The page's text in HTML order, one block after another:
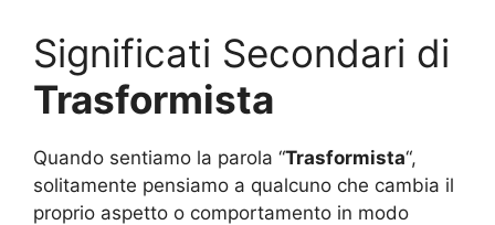
Significati Secondari di
Trasformista
Quando sentiamo la parola “Trasformista“,
solitamente pensiamo a qualcuno che cambia il
proprio aspetto o comportamento in modo